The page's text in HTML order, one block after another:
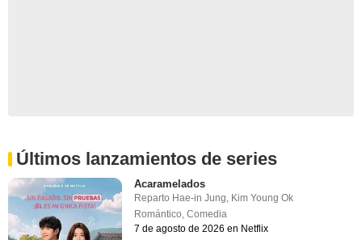
Últimos lanzamientos de series
Acaramelados
Reparto Hae-in Jung, Kim Young Ok
Romántico,Comedia
7 de agosto de 2026 en Netflix